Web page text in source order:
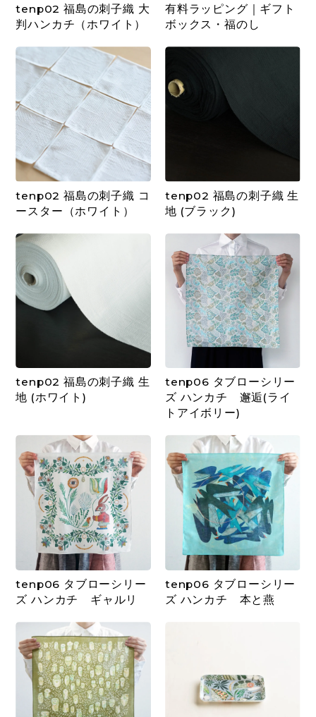
tenp02 福島の刺子織 大
判ハンカチ（ホワイト）
有料ラッピング｜ギフト
ボックス・福のし
tenp02 福島の刺子織 コ
ースター（ホワイト）
tenp02 福島の刺子織 生
地 (ブラック)
tenp02 福島の刺子織 生
地 (ホワイト)
tenp06 タブローシリー
ズ ハンカチ 邂逅(ライ
トアイボリー)
tenp06 タブローシリー
ズ ハンカチ ギャルリ
tenp06 タブローシリー
ズ ハンカチ 本と燕